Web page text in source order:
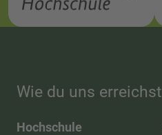
Wie du uns erreichst
Hochschule